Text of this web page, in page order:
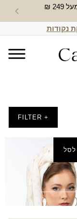
₪ חדש
נקודות
+ FILTER
לסל
צעיף אמיר
₪170.00